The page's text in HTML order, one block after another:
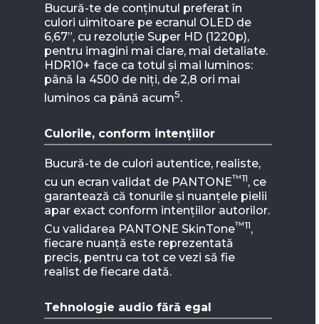
Bucură-te de conținutul preferat în
culori uimitoare pe ecranul OLED de
6,67”, cu rezoluție Super HD (1220p),
pentru imagini mai clare, mai detaliate.
HDR10+ face ca totul și mai luminos:
până la 4500 de niți, de 2,8 ori mai
luminos ca până acum5.
Culorile, conform intențiilor
Bucură-te de culori autentice, realiste,
cu un ecran validat de PANTONE™11, ce
garantează că tonurile și nuanțele pielii
apar exact conform intențiilor autorilor.
Cu validarea PANTONE SkinTone™11,
fiecare nuanță este reprezentată
precis, pentru ca tot ce vezi să fie
realist de fiecare dată.
Tehnologie audio fără egal